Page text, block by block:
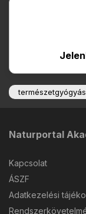
Naturportal
Kapcsolat
ÁSZF
Adatkezelési